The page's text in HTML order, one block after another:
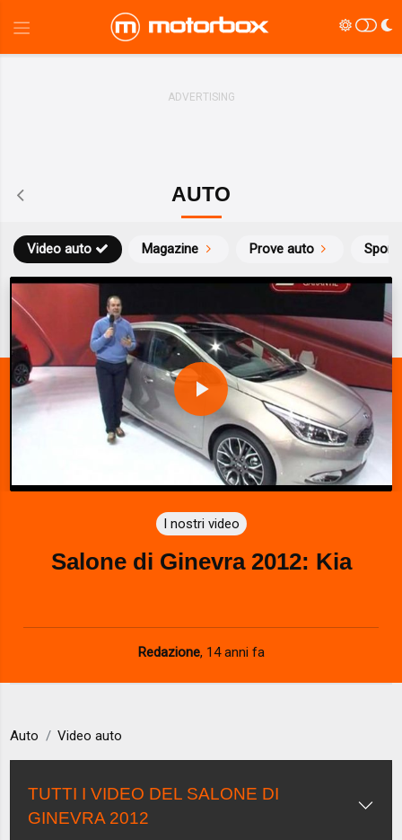
AUTO
Magazine Prove auto
Video auto Sport
P
l
a
y
V
d
e
I nostri video
Salone di Ginevra 2012: Kia
Redazione, 14 anni fa
Auto Video auto
TUTTI I VIDEO DEL SALONE DI
GINEVRA 2012